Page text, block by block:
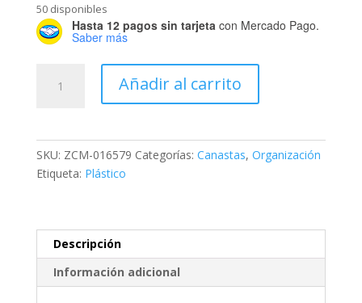
50 disponibles
Hasta 12 pagos sin tarjetacon Mercado Pago.
Saber más
Añadir al carrito
SKU: ZCM-016579 Categorías: Canastas, Organización
Etiqueta: Plástico
Descripción
Información adicional